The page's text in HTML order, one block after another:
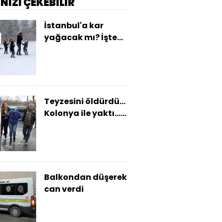
İstanbul'a kar
yağacak mı? İşte
Teyzesini öldürdü...
Kolonya ile yaktı...
Balkondan düşerek
can verdi